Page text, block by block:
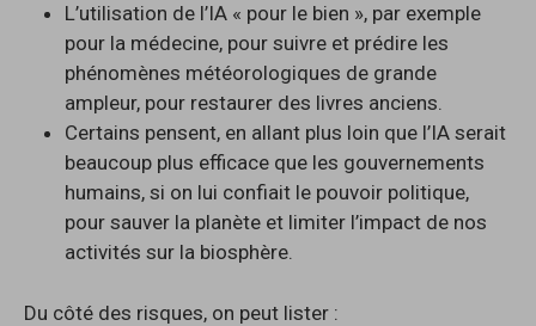
L’utilisation de l’IA « pour le bien », par exemple
pour la médecine, pour suivre et prédire les
phénomènes météorologiques de grande
ampleur, pour restaurer des livres anciens.
Certains pensent, en allant plus loin que l’IA serait
beaucoup plus efficace que les gouvernements
humains, si on lui confiait le pouvoir politique,
pour sauver la planète et limiter l’impact de nos
activités sur la biosphère.
Du côté des risques, on peut lister :